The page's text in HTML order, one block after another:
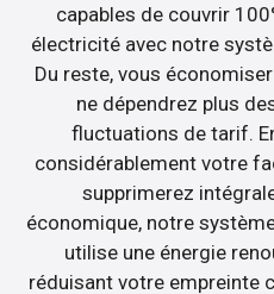
capables de couvrir
électricité avec notre
Du reste, vous
ne dépendrez plus
fluctuations de tarif.
considérablement votre
supprimerez
économique, notre
utilise une énergie
réduisant votre empreinte